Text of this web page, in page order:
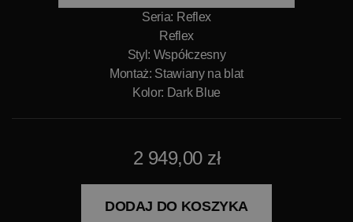
Seria: Reflex
Reflex
Styl: Współczesny
Montaż: Stawiany na blat
Kolor: Dark Blue
2 949,00 zł
DODAJ DO KOSZYKA